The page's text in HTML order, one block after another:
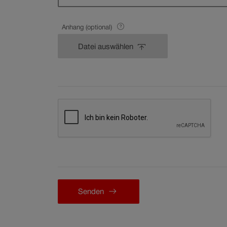
Anhang (optional)
Hinweis
Datei auswählen
Senden